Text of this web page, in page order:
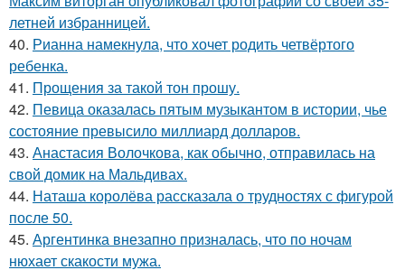
летней избранницей.
40. Рианна намекнула, что хочет родить четвёртого
ребенка.
41. Прощения за такой тон прошу.
42. Певица оказалась пятым музыкантом в истории, чье
состояние превысило миллиард долларов.
43. Анастасия Волочкова, как обычно, отправилась на
свой домик на Мальдивах.
44. Наташа королёва рассказала о трудностях с фигурой
после 50.
45. Аргентинка внезапно призналась, что по ночам
нюхает скакости мужа.